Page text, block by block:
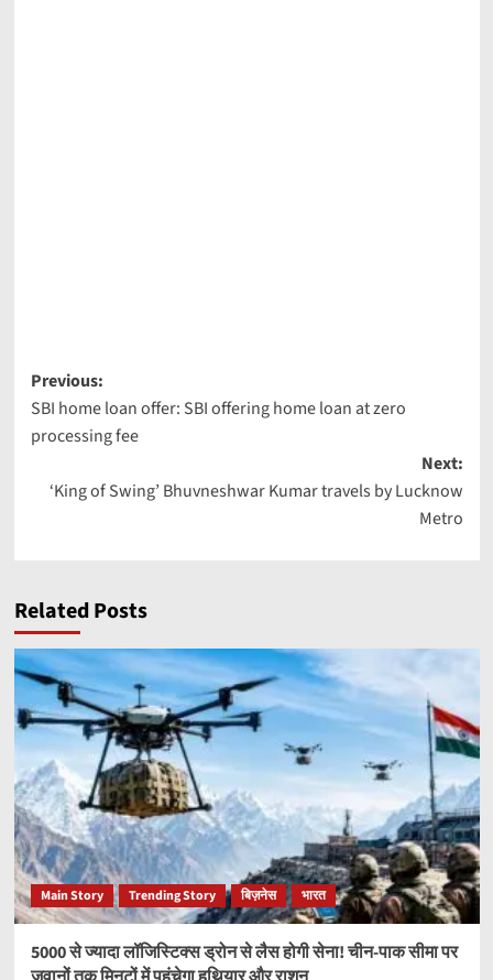
Post
navigation
Previous:
SBI home loan offer: SBI offering home loan at zero
processing fee
Next:
‘King of Swing’ Bhuvneshwar Kumar travels by Lucknow
Metro
Related Posts
Main Story Trending Story बिज़नेस भारत
5000 से ज्यादा लॉजिस्टिक्स ड्रोन से लैस होगी सेना! चीन-पाक सीमा पर